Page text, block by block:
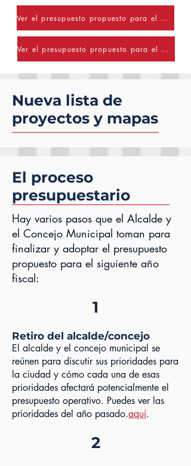
Ver el presupuesto propuesto para el año fiscal 25/26
Ver el presupuesto propuesto para el año fiscal 25/26
Nueva lista de
proyectos y mapas
El proceso
presupuestario
Hay varios pasos que el Alcalde y
el Concejo Municipal toman para
finalizar y adoptar el presupuesto
propuesto para el siguiente año
fiscal:
1
Retiro del alcalde/concejo
El alcalde y el concejo municipal se
reúnen para discutir sus prioridades para
la ciudad y cómo cada una de esas
prioridades afectará potencialmente el
presupuesto operativo. Puedes ver las
prioridades del año pasado.aquí.
2